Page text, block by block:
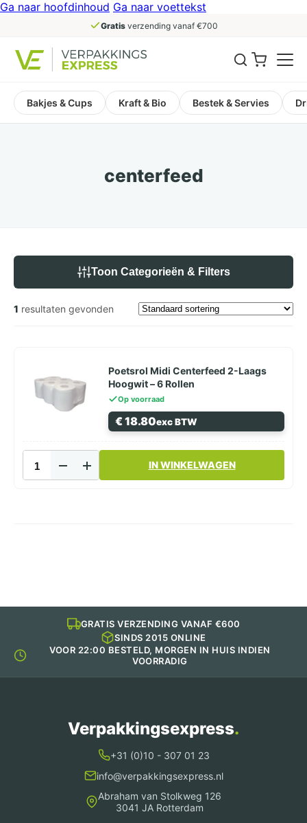
Ga naar hoofdinhoud Ga naar voettekst
Gratisverzending vanaf €700
Bakjes & Cups Kraft & Bio Bestek & Servies
centerfeed
Toon Categorieën & Filters
1 resultaten gevonden
Poetsrol Midi Centerfeed 2-Laags
Hoogwit – 6 Rollen
Op voorraad
€18.80exc BTW
Midi
Centerfeed
IN WINKELWAGEN
GRATIS VERZENDING VANAF €600
SINDS 2015 ONLINE
VOOR 22:00 BESTELD, MORGEN IN HUIS INDIEN
VOORRADIG
Verpakkingsexpress.
+31 (0)10 - 307 01 23
info@verpakkingsexpress.nl
Abraham van Stolkweg 126
3041 JA Rotterdam